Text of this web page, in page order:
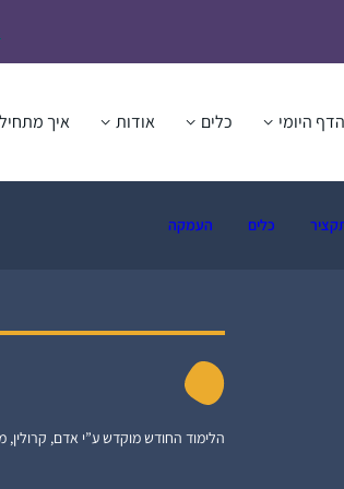
הדף היומי כלים אודות איך
כלים העמקה
הלימוד החודש מוקדש ע”י אדם, קרולין,